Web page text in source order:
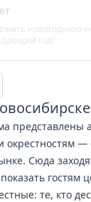
новогоднюю
год!
окрестностям —
Сюда
гостям
те, кто